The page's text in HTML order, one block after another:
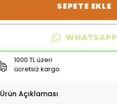
SEPETE EKLE
WHATSAPP
1000 TL üzeri
ücretsiz kargo
Ürün Açıklaması